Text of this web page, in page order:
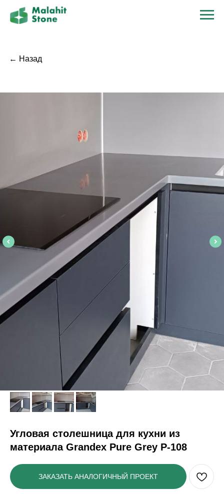
← Назад
Угловая столешница для кухни из
материала Grandex Pure Grey P-108
ЗАКАЗАТЬ АНАЛОГИЧНЫЙ ПРОЕКТ